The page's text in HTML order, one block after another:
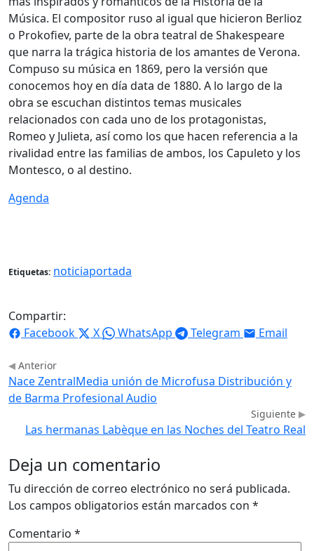
Música. El compositor ruso al igual que hicieron Berlioz
o Prokofiev, parte de la obra teatral de Shakespeare
que narra la trágica historia de los amantes de Verona.
Compuso su música en 1869, pero la versión que
conocemos hoy en día data de 1880. A lo largo de la
obra se escuchan distintos temas musicales
relacionados con cada uno de los protagonistas,
Romeo y Julieta, así como los que hacen referencia a la
rivalidad entre las familias de ambos, los Capuleto y los
Montesco, o al destino.
Agenda
Etiquetas: noticiaportada
Compartir:
Facebook
X WhatsApp Telegram Email
Anterior
Nace ZentralMedia unión de Microfusa Distribución y
de Barma Profesional Audio
Siguiente
Las hermanas Labèque en las Noches del Teatro Real
Deja un comentario
Tu dirección de correo electrónico no será publicada.
Los campos obligatorios están marcados con *
Comentario *